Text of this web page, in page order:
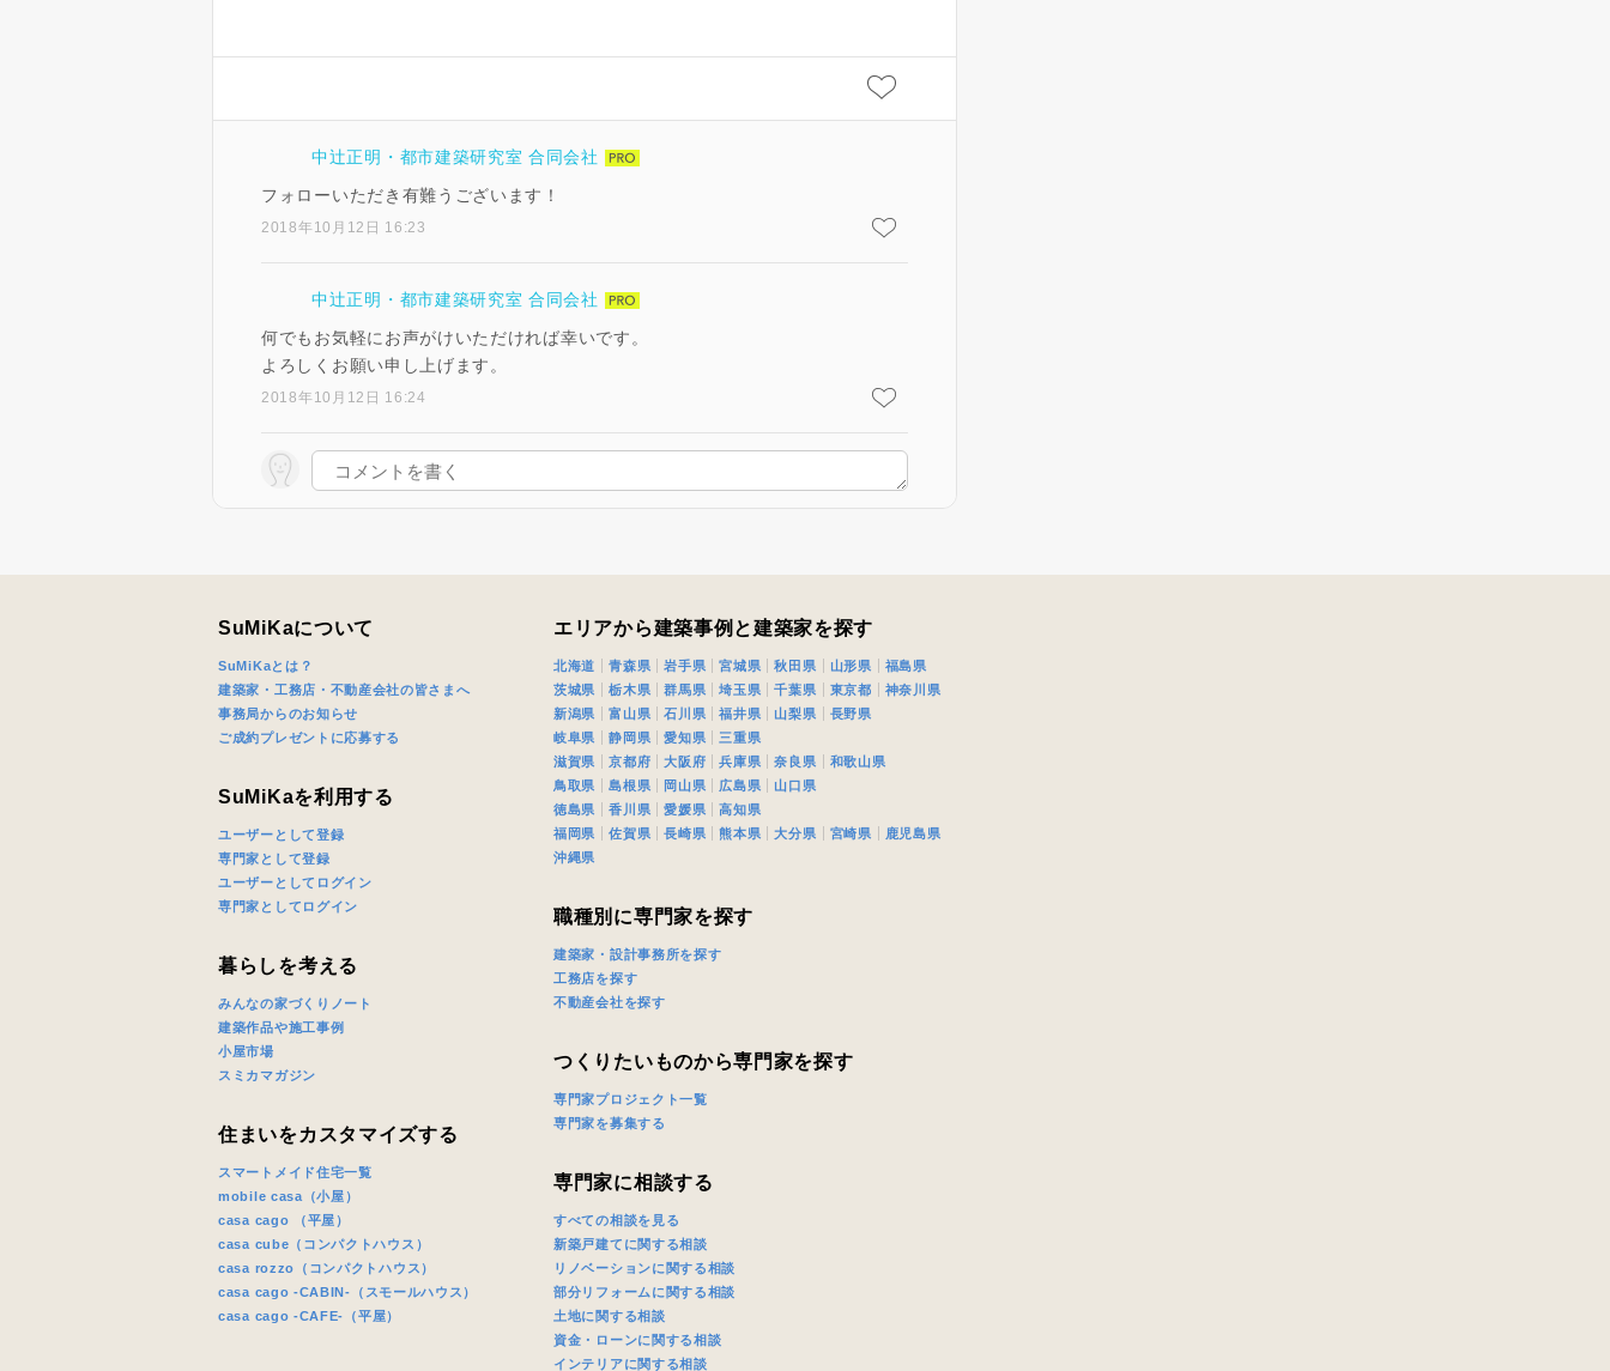
中辻正明・都市建築研究室 合同会社
フォローいただき有難うございます！
2018年10月12日 16:23
中辻正明・都市建築研究室 合同会社
何でもお気軽にお声がけいただければ幸いです。
よろしくお願い申し上げます。
2018年10月12日 16:24
SuMiKaについて
SuMiKaとは？
建築家・工務店・不動産会社の皆さまへ
事務局からのお知らせ
ご成約プレゼントに応募する
SuMiKaを利用する
ユーザーとして登録
専門家として登録
ユーザーとしてログイン
専門家としてログイン
暮らしを考える
みんなの家づくりノート
建築作品や施工事例
小屋市場
スミカマガジン
住まいをカスタマイズする
スマートメイド住宅一覧
mobile casa（小屋）
casa cago （平屋）
casa cube（コンパクトハウス）
casa rozzo（コンパクトハウス）
casa cago -CABIN-（スモールハウス）
casa cago -CAFE-（平屋）
エリアから建築事例と建築家を探す
北海道 青森県 岩手県 宮城県 秋田県 山形県
福島県
茨城県
栃木県 群馬県 埼玉県 千葉県 東京都
神奈川県
新潟県
富山県 石川県 福井県 山梨県
長野県
岐阜県
静岡県 愛知県
三重県
滋賀県
京都府 大阪府 兵庫県 奈良県
和歌山県
鳥取県
島根県 岡山県 広島県
山口県
徳島県
香川県 愛媛県
高知県
福岡県
佐賀県 長崎県 熊本県 大分県 宮崎県
鹿児島県
沖縄県
職種別に専門家を探す
建築家・設計事務所を探す
工務店を探す
不動産会社を探す
つくりたいものから専門家を探す
専門家プロジェクト一覧
専門家を募集する
専門家に相談する
すべての相談を見る
新築戸建てに関する相談
リノベーションに関する相談
部分リフォームに関する相談
土地に関する相談
資金・ローンに関する相談
インテリアに関する相談